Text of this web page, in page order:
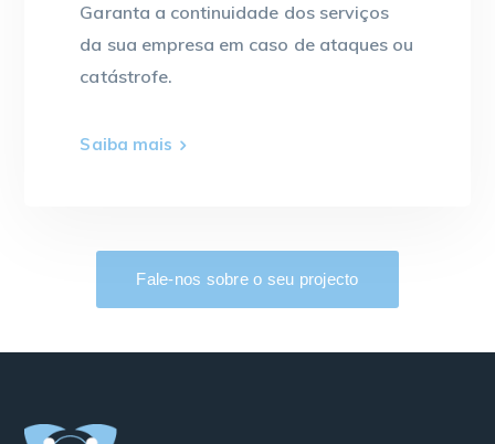
Garanta a continuidade dos serviços
da sua empresa em caso de ataques ou
catástrofe.
Saiba mais
Fale-nos sobre o seu projecto